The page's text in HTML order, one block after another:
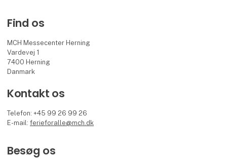
Find os
MCH Messecenter Herning
Vardevej 1
7400 Herning
Danmark
Kontakt os
Telefon: +45 99 26 99 26
E-mail:ferieforalle@mch.dk
Besøg os